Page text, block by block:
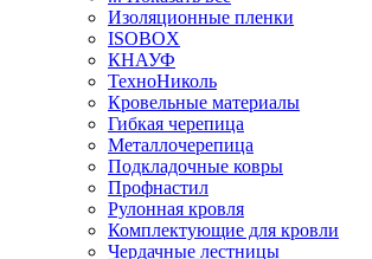
Изоляционные пленки
ISOBOX
КНАУФ
ТехноНиколь
Кровельные материалы
Гибкая черепица
Металлочерепица
Подкладочные ковры
Профнастил
Рулонная кровля
Комплектующие для кровли
Чердачные лестницы